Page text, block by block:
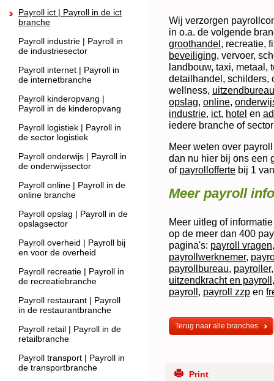
Wij verzorgen
in o.a. de volgende
groothandel, recreatie,
beveiliging, vervoer,
landbouw, taxi, metaal,
detailhandel, schilders,
wellness, uitzendbureau
opslag, online,
industrie, ict, hotel en
iedere branche of
Meer weten over
dan nu hier bij ons een
of payrollofferte bij 1
Meer payroll
Meer uitleg of
op de meer dan 400
pagina's: payroll vragen
payrollwerknemer,
payrollbureau, payroller
uitzendkracht en payroll
payroll, payroll zzp en
Terug naar alle branches
Print
Payroll ict | Payroll in de ict
branche
Payroll industrie | Payroll in
de industriesector
Payroll internet | Payroll in
de internetbranche
Payroll kinderopvang |
Payroll in de kinderopvang
Payroll logistiek | Payroll in
de sector logistiek
Payroll onderwijs | Payroll in
de onderwijssector
Payroll online | Payroll in de
online branche
Payroll opslag | Payroll in de
opslagsector
Payroll overheid | Payroll bij
en voor de overheid
Payroll recreatie | Payroll in
de recreatiebranche
Payroll restaurant | Payroll
in de restaurantbranche
Payroll retail | Payroll in de
retailbranche
Payroll transport | Payroll in
de transportbranche